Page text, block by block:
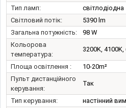
Тип ламп:
світлодіодна
Світловий потік:
5390 lm
Загальна потужність:
98 W
Кольорова
температура:
3200K, 4100K,
Площа освітлення :
10-20m²
Пульт дистанційного
керування:
Так
Тип керування:
настінний